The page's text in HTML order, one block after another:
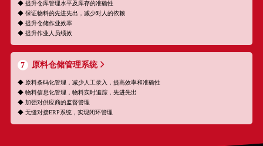
◆ 提升仓库管理水平及库存的准确性
◆ 保证物料的先进先出，减少对人的依赖
◆ 提升仓储作业效率
◆ 提升作业人员绩效
7 原料仓储管理系统
◆ 原料条码化管理，减少人工录入，提高效率和准确性
◆ 物料信息化管理，物料实时追踪，先进先出
◆ 加强对供应商的监督管理
◆ 无缝对接ERP系统，实现闭环管理